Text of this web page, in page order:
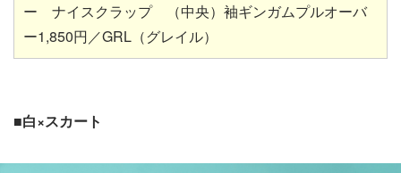
ー ナイスクラップ （中央）袖ギンガムプルオーバ
ー1,850円／GRL（グレイル）
■白×スカート